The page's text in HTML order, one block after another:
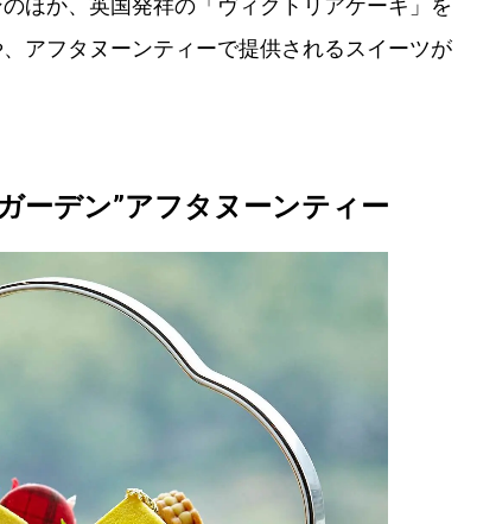
アフタヌーンティーで提供されるスイーツが
ーデン”アフタヌーンティー